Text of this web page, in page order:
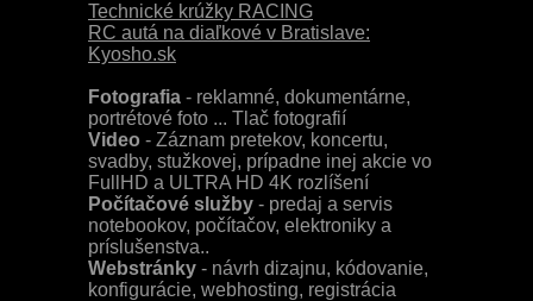
Technické krúžky RACING
RC autá na diaľkové v Bratislave:
Kyosho.sk
Fotografia - reklamné, dokumentárne,
portrétové foto ... Tlač fotografií
Video - Záznam pretekov, koncertu,
svadby, stužkovej, prípadne inej akcie vo
FullHD a ULTRA HD 4K rozlíšení
Počítačové služby - predaj a servis
notebookov, počítačov, elektroniky a
príslušenstva..
Webstránky - návrh dizajnu, kódovanie,
konfigurácie, webhosting, registrácia